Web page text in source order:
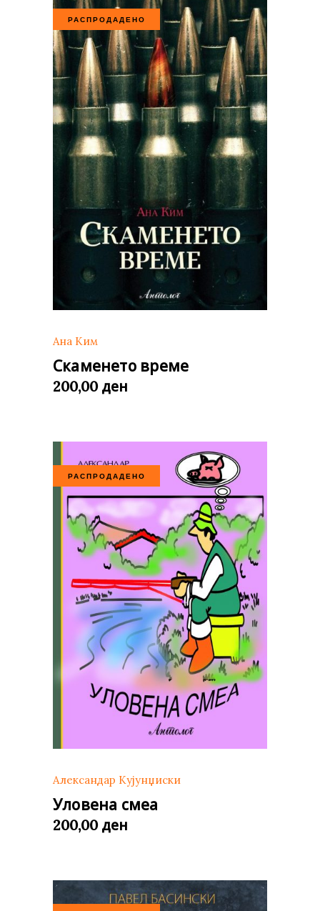
РАСПРОДАДЕНО
Ана Ким
Скаменето време
200,00 ден
РАСПРОДАДЕНО
Александар Кујунџиски
Уловена смеа
200,00 ден